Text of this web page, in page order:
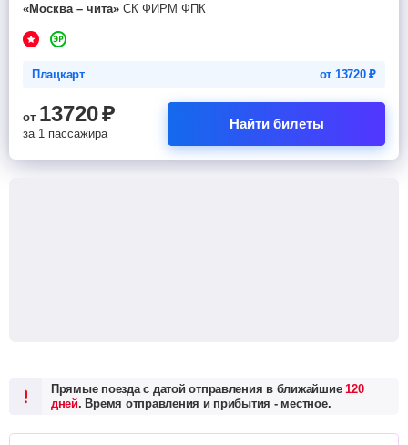
«Москва – чита» СК ФИРМ ФПК
Плацкарт от 13720₽
от 13720₽
за 1 пассажира
Найти билеты
Прямые поезда с датой отправления в ближайшие120
дней. Время отправления и прибытия - местное.